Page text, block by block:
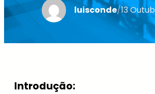
luisconde/13
Introdução: